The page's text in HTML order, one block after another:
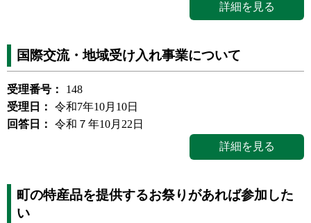
詳細を見る
国際交流・地域受け入れ事業について
受理番号：
148
受理日：
令和7年10月10日
回答日：
令和７年10月22日
詳細を見る
町の特産品を提供するお祭りがあれば参加した
い